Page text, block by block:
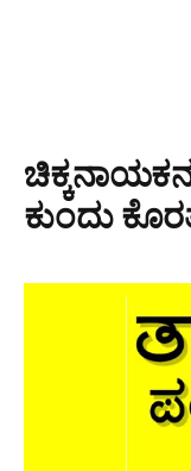
ಕುಂದು